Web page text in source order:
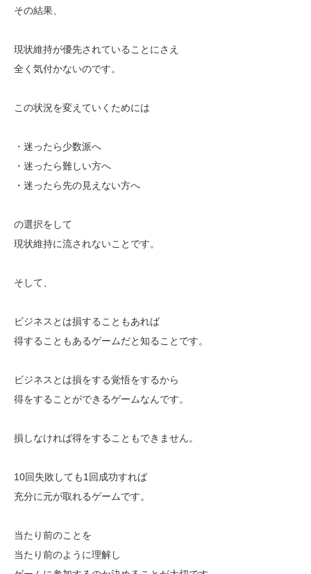
その結果、
現状維持が優先されていることにさえ
全く気付かないのです。
この状況を変えていくためには
・迷ったら少数派へ
・迷ったら難しい方へ
・迷ったら先の見えない方へ
の選択をして
現状維持に流されないことです。
そして、
ビジネスとは損することもあれば
得することもあるゲームだと知ることです。
ビジネスとは損をする覚悟をするから
得をすることができるゲームなんです。
損しなければ得をすることもできません。
10回失敗しても1回成功すれば
充分に元が取れるゲームです。
当たり前のことを
当たり前のように理解し